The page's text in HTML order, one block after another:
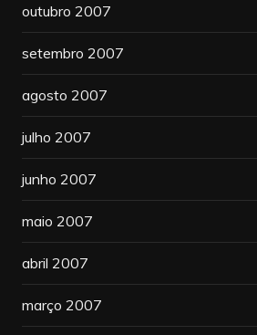
outubro 2007
setembro 2007
agosto 2007
julho 2007
junho 2007
maio 2007
abril 2007
março 2007